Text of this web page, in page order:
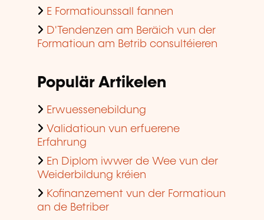
E Formatiounssall fannen
D'Tendenzen am Beräich vun der
Formatioun am Betrib consultéieren
Populär Artikelen
Erwuessenebildung
Validatioun vun erfuerene
Erfahrung
En Diplom iwwer de Wee vun der
Weiderbildung kréien
Kofinanzement vun der Formatioun
an de Betriber